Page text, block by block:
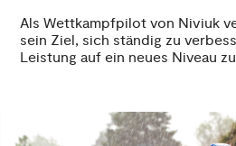
Als Wettkampfpilot von Niviuk
sein Ziel, sich ständig zu
Leistung auf ein neues Niveau